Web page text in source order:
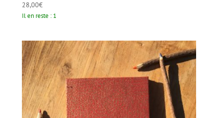
28,00€
Il en reste : 1